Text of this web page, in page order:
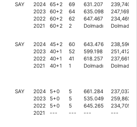
SAY
2024
2023
2022
2021
65+2
60+2
60+2
60+2
69
64
62
2
631.207
635.098
647.467
Dolmadı
239,74049
247,16993
234,46953
Dolmadı
SAY
2024
2023
2022
2021
45+2
40+1
40+1
40+1
60
52
41
1
643.476
599.198
618.257
Dolmadı
238,59635
251,41219
237,66180
Dolmadı
SAY
2024
2023
2022
2021
5+0
5+0
5+0
---
5
5
5
---
661.284
535.049
645.265
---
237,03771
259,86281
234,70503
---